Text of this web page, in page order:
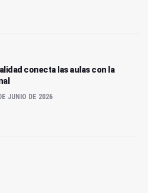
conecta las aulas con la
JUNIO DE 2026